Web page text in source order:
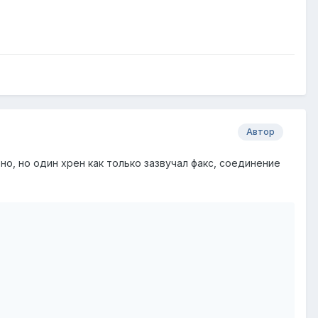
Автор
но один хрен как только зазвучал факс, соединение